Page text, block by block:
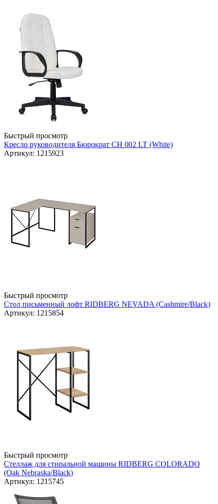
Быстрый просмотр
Кресло руководителя Бюрократ CH 002 LT (White)
Артикул: 1215923
Быстрый просмотр
Стол письменный лофт RIDBERG NEVADA (Cashmire/Black)
Артикул: 1215854
Быстрый просмотр
Стеллаж для стиральной машины RIDBERG COLORADO
(Oak Nebraska/Black)
Артикул: 1215745